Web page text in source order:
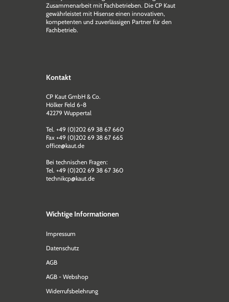
Zusammen­arbeit mit Fachbetrieben. Die CP Kaut
gewährleistet mit Hisense einen innovativen,
kompetenten und zuverlässigen Partner für den
Fachbetrieb.
Kontakt
CP Kaut GmbH & Co.
Hölker Feld 6-8
42279 Wuppertal
Tel. +49 (0)202 69 38 67 660
Fax +49 (0)202 69 38 67 665
office@kaut.de
Bei technischen Fragen:
Tel. +49 (0)202 69 38 67 360
technikcp@kaut.de
Wichtige Informationen
Impressum
Datenschutz
AGB
AGB - Webshop
Widerrufsbelehrung